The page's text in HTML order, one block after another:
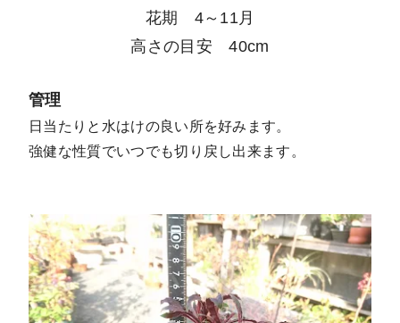
花期 4～11月
高さの目安 40cm
管理
日当たりと水はけの良い所を好みます。
強健な性質でいつでも切り戻し出来ます。